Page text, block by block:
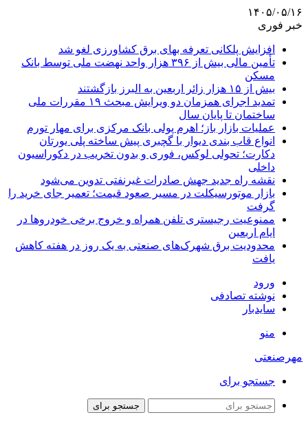
۱۴۰۵/۰۵/۱۶
خبر فوری
افزایش پلکانی تعرفه بهای برق کشاورزی لغو شد
تأمین مالی بیش از ۳۹۶ هزار واحد نهضت ملی توسط بانک
مسکن
بیش از ۱۵ هزار زائر اربعین به البرز بازگشتند
تمدید اجرای همزمان دو ویرایش مبحث ۱۹ مقررات ملی
ساختمان تا پایان سال
عملیات بازار باز؛ اهرم پولی بانک مرکزی برای مهار تورم
انواع قاب بندی دیوار با گچبری پیش ساخته پلی یورتان
دکارت؛ تحولی لوکس، فوری و بدون تخریب در دکوراسیون
داخلی
نقشه راه جدید جهش صادرات غیرنفتی تدوین می‌شود
بازار موتورسیکلت در مسیر صعود قیمت؛ تعمیر جای خرید را
گرفت
ممنوعیت رجیستری تلفن همراه و خروج برخی خودروها در
ایام اربعین
محدودیت برق شهرک‌های صنعتی به یک روز در هفته کاهش
یافت
ورود
نوشته تصادفی
سایدبار
منو
مهرصنعتی
جستجو برای
جستجو برای